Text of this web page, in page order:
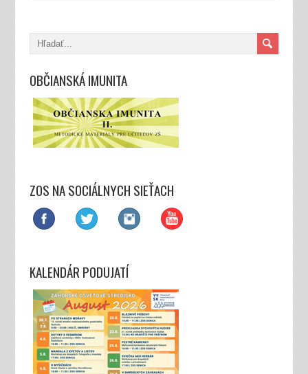
OBČIANSKÁ IMUNITA
ZOS NA SOCIÁLNYCH SIEŤACH
KALENDÁR PODUJATÍ